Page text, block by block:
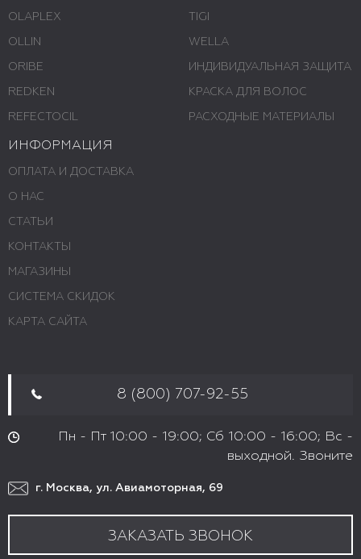
OLAPLEX
OLLIN
ORIBE
REDKEN
REFECTOCIL
TIGI
WELLA
ИНДИВИДУАЛЬНАЯ ЗАЩИТА
КРАСКА ДЛЯ ВОЛОС
РАСХОДНЫЕ МАТЕРИАЛЫ
ИНФОРМАЦИЯ
ОПЛАТА И ДОСТАВКА
О НАС
СТАТЬИ
КОНТАКТЫ
МАГАЗИНЫ
СИСТЕМА СКИДОК
КАРТА САЙТА
8 (800) 707-92-55
Пн - Пт 10:00 - 19:00; Сб 10:00 - 16:00; Вс -
выходной. Звоните
г. Москва, ул. Авиамоторная, 69
ЗАКАЗАТЬ ЗВОНОК